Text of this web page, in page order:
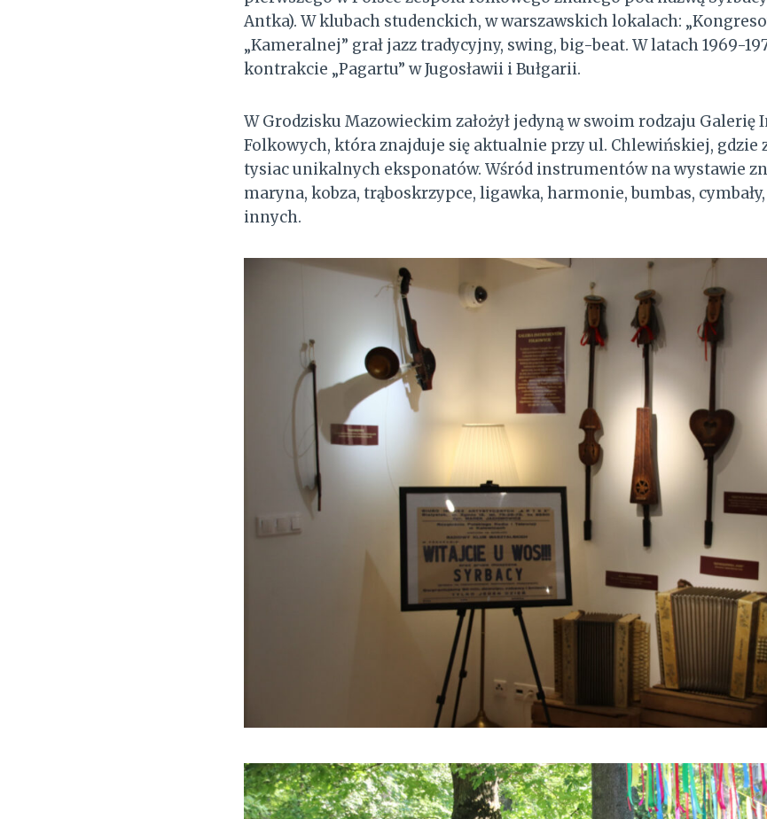
Antka). W klubach studenckich, w warszawskich lokalach:
„Kameralnej” grał jazz tradycyjny, swing, big-beat. W latach 1969-
kontrakcie „Pagartu” w Jugosławii i Bułgarii.
W Grodzisku Mazowieckim założył jedyną w swoim rodzaju
Folkowych, która znajduje się aktualnie przy ul. Chlewińskiej, gdzie
tysiac unikalnych eksponatów. Wśród instrumentów na wystawie
maryna, kobza, trąboskrzypce, ligawka, harmonie, bumbas,
innych.